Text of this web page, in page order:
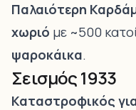
Παλαιότερη
χωριό με ~500
ψαροκάικα.
Σεισμός 1933
Καταστροφικός